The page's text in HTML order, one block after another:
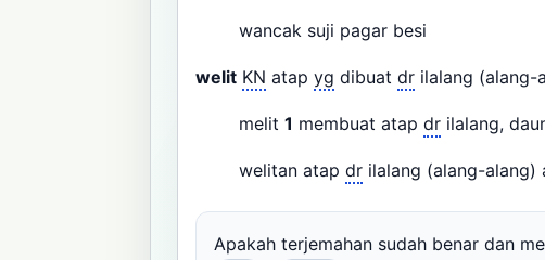
wancak suji pagar besi
welit KN atap yg dibuat dr ilalang (alang-
melit 1 membuat atap dr ilalang,
welitan atap dr ilalang (alang-alang)
Apakah terjemahan sudah benar dan